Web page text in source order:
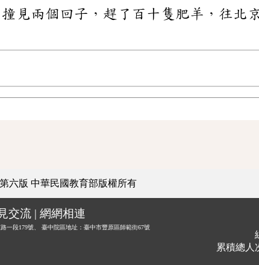
見兩個回子，趕了百十隻肥羊，往北
六版 中華民國教育部版權所有
交流 | 網網相連
一段179號、
臺中院區地址：臺中市豐原區師範街67號
累積總人